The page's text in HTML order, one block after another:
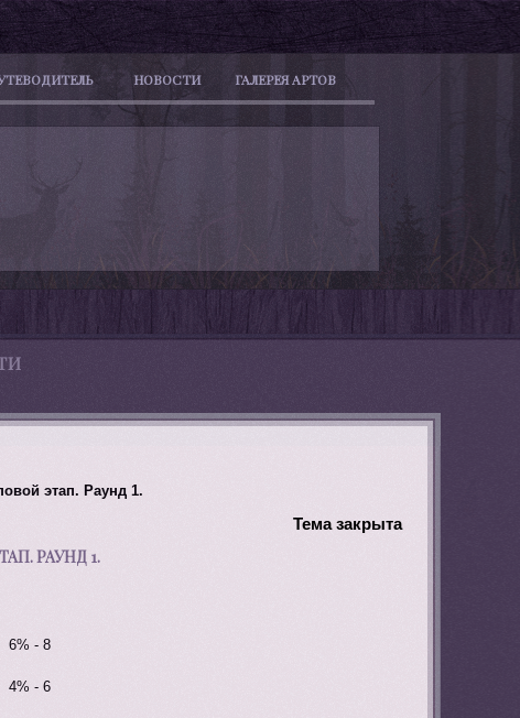
НОВОСТИ ГАЛЕРЕЯ АРТОВ
этап. Раунд 1.
РАУНД 1.
Тема закрыта
6% - 8
4% - 6